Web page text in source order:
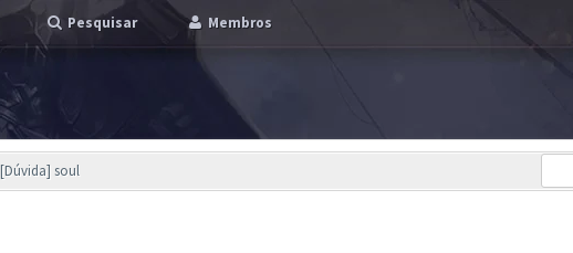
Pesquisar Membros
[Dúvida] soul